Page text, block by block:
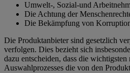
Umwelt-, Sozial-und
Die Achtung der
Die Bekämpfung von
Die Produktanbieter sind gesetzlich
verfolgen. Dies bezieht sich
dazu entscheiden, dass die
Auswahlprozesses die von den